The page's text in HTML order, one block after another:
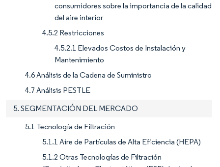
consumidores sobre la importancia de la calidad
del aire interior
4.5.2 Restricciones
4.5.2.1 Elevados Costos de Instalación y
Mantenimiento
4.6 Análisis de la Cadena de Suministro
4.7 Análisis PESTLE
5. SEGMENTACIÓN DEL MERCADO
5.1 Tecnología de Filtración
5.1.1 Aire de Partículas de Alta Eficiencia (HEPA)
5.1.2 Otras Tecnologías de Filtración